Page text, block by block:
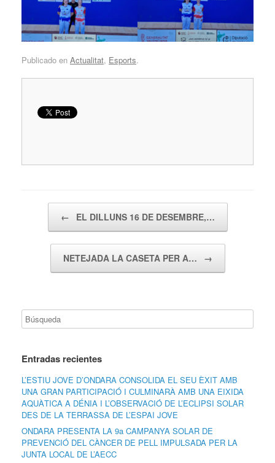
Publicado en Actualitat, Esports.
← EL DILLUNS 16 DE DESEMBRE,…
NETEJADA LA CASETA PER A… →
Entradas recientes
L’ESTIU JOVE D’ONDARA CONSOLIDA EL SEU ÈXIT AMB
UNA GRAN PARTICIPACIÓ I CULMINARÀ AMB UNA EIXIDA
AQUÀTICA A DÉNIA I L’OBSERVACIÓ DE L’ECLIPSI SOLAR
DES DE LA TERRASSA DE L’ESPAI JOVE
ONDARA PRESENTA LA 9a CAMPANYA SOLAR DE
PREVENCIÓ DEL CÀNCER DE PELL IMPULSADA PER LA
JUNTA LOCAL DE L’AECC